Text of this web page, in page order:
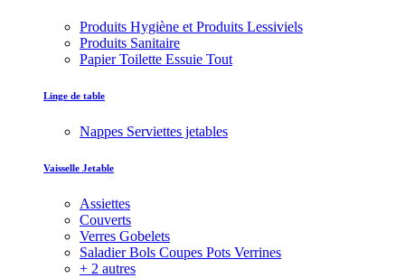
Produits Hygiène et Produits Lessiviels
Produits Sanitaire
Papier Toilette Essuie Tout
Linge de table
Nappes Serviettes jetables
Vaisselle Jetable
Assiettes
Couverts
Verres Gobelets
Saladier Bols Coupes Pots Verrines
+ 2 autres